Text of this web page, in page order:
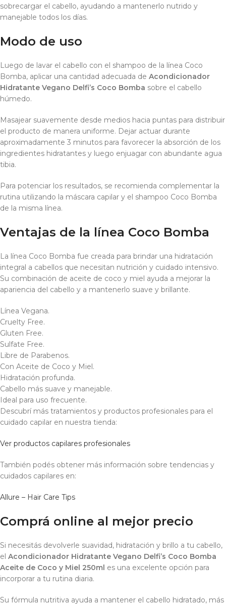
sobrecargar el cabello, ayudando a mantenerlo nutrido y
manejable todos los días.
Modo de uso
Luego de lavar el cabello con el shampoo de la línea Coco
Bomba, aplicar una cantidad adecuada de Acondicionador
Hidratante Vegano Delfi’s Coco Bomba sobre el cabello
húmedo.
Masajear suavemente desde medios hacia puntas para distribuir
el producto de manera uniforme. Dejar actuar durante
aproximadamente 3 minutos para favorecer la absorción de los
ingredientes hidratantes y luego enjuagar con abundante agua
tibia.
Para potenciar los resultados, se recomienda complementar la
rutina utilizando la máscara capilar y el shampoo Coco Bomba
de la misma línea.
Ventajas de la línea Coco Bomba
La línea Coco Bomba fue creada para brindar una hidratación
integral a cabellos que necesitan nutrición y cuidado intensivo.
Su combinación de aceite de coco y miel ayuda a mejorar la
apariencia del cabello y a mantenerlo suave y brillante.
Línea Vegana.
Cruelty Free.
Gluten Free.
Sulfate Free.
Libre de Parabenos.
Con Aceite de Coco y Miel.
Hidratación profunda.
Cabello más suave y manejable.
Ideal para uso frecuente.
Descubrí más tratamientos y productos profesionales para el
cuidado capilar en nuestra tienda:
Ver productos capilares profesionales
También podés obtener más información sobre tendencias y
cuidados capilares en:
Allure – Hair Care Tips
Comprá online al mejor precio
Si necesitás devolverle suavidad, hidratación y brillo a tu cabello,
el Acondicionador Hidratante Vegano Delfi’s Coco Bomba
Aceite de Coco y Miel 250ml es una excelente opción para
incorporar a tu rutina diaria.
Su fórmula nutritiva ayuda a mantener el cabello hidratado, más